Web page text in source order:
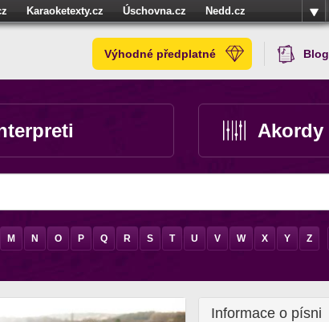
Karaoketexty.cz Úschovna.cz
Nedd.cz
Výhodné předplatné Blog
Akordy
M N O P Q R S T U V W X Y Z
Informace o písni